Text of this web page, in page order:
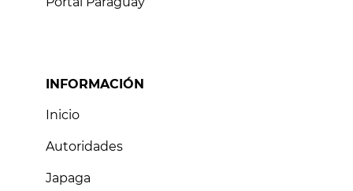
INFORMACIÓN
Inicio
Autoridades
Japaga